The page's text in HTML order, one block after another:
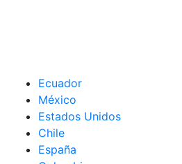
Ecuador
México
Estados Unidos
Chile
España